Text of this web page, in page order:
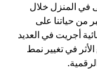
في المنزل خلال
من حياتنا على
أجريت في العديد
19 كان لها بالغ الأثر في تغيير نمط